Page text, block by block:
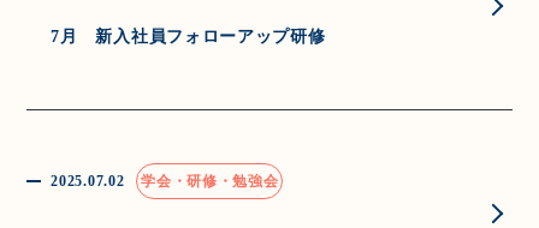
7月 新入社員フォローアップ研修
2025.07.02 学会・研修・勉強会